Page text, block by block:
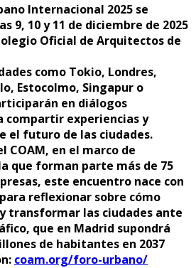
Internacional 2025 se
9, 10 y 11 de diciembre de 2025
Oficial de Arquitectos de
como Tokio, Londres,
Estocolmo, Singapur o
en diálogos
compartir experiencias y
el futuro de las ciudades.
COAM, en el marco de
que forman parte más de 75
este encuentro nace con
reflexionar sobre cómo
transformar las ciudades ante
que en Madrid supondrá
de habitantes en 2037
coam.org/foro-urbano/